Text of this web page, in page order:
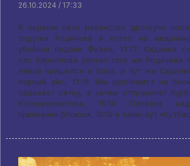
26.10.2024 / 17:33
В первом сете равенство дрогнуло
скрутки Родичева в котел на
убойной подачи Фиэля, 13:13. Сиденко
пас Кириллова загнал того же Родичева
левой пришелся в блок, и тут же
первый эйс, 13:16. Мы цепляемся на
задевает сетку, а затем отправляет
Юльмухаметова, 15:19. Папазов
прихвачен блоком, 18:19 и тайм-аут